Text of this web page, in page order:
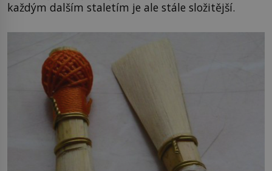
každým dalším staletím je ale stále složitější.